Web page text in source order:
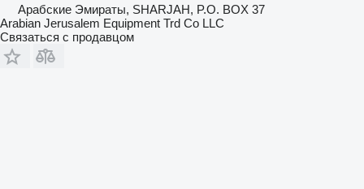
Арабские Эмираты, SHARJAH, P.O. BOX 37
Arabian Jerusalem Equipment Trd Co LLC
Связаться с продавцом